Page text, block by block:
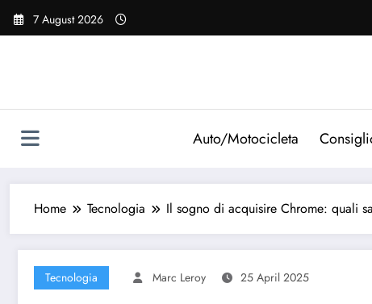
Vai
7 August 2026
Auto/Motocicleta
Home Tecnologia Il sogno di acquisire Chrome: quali
Tecnologia Marc Leroy 25 April 2025